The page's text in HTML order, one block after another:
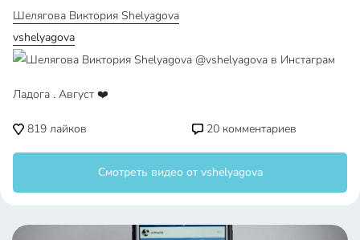
Шелягова Виктория Shelyagova
vshelyagova
Ладога . Август ❤️
819 лайков 20 комментариев
Смотреть видео от vshelyagova